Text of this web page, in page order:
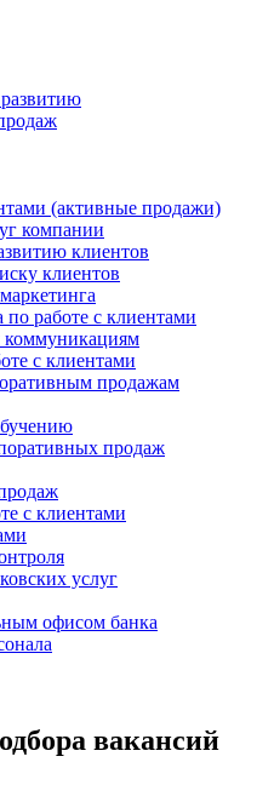
(активные продажи)
компании
клиентов
клиентов
по работе с клиентами
коммуникациям
с клиентами
продажам
продаж
с клиентами
услуг
офисом банка
вакансий